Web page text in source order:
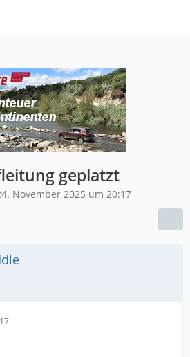
geplatzt
November 2025 um 20:17